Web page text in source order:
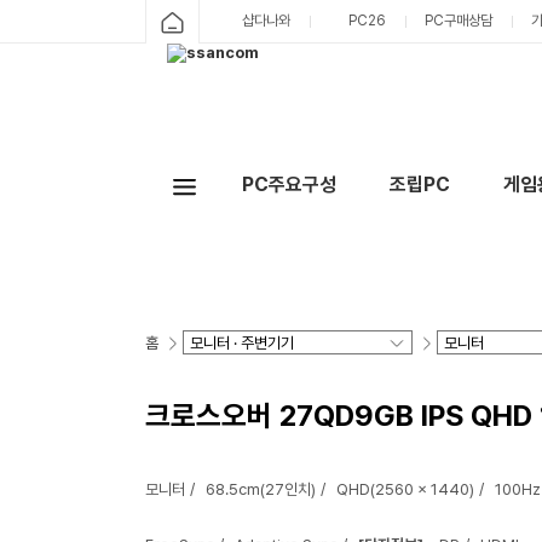
샵다나와 PC26 PC구매상담
PC주요구성 조립PC 게
홈
크로스오버 27QD9GB IPS
모니터 68.5cm(27인치) QHD(2560 x 1440) 100Hz